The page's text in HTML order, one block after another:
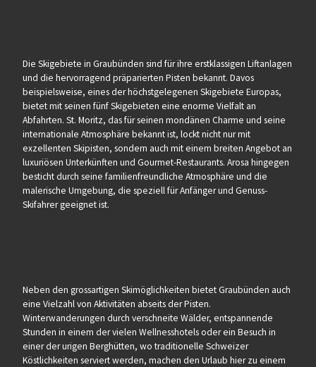
Die Skigebiete in Graubünden sind für ihre erstklassigen Liftanlagen
und die hervorragend präparierten Pisten bekannt. Davos
beispielsweise, eines der höchstgelegenen Skigebiete Europas,
bietet mit seinen fünf Skigebieten eine enorme Vielfalt an
Abfahrten. St. Moritz, das für seinen mondänen Charme und seine
internationale Atmosphäre bekannt ist, lockt nicht nur mit
exzellenten Skipisten, sondern auch mit einem breiten Angebot an
luxuriösen Unterkünften und Gourmet-Restaurants. Arosa hingegen
besticht durch seine familienfreundliche Atmosphäre und die
malerische Umgebung, die speziell für Anfänger und Genuss-
Skifahrer geeignet ist.
Neben den grossartigen Skimöglichkeiten bietet Graubünden auch
eine Vielzahl von Aktivitäten abseits der Pisten.
Winterwanderungen durch verschneite Wälder, entspannende
Stunden in einem der vielen Wellnesshotels oder ein Besuch in
einer der urigen Berghütten, wo traditionelle Schweizer
Köstlichkeiten serviert werden, machen den Urlaub hier zu einem